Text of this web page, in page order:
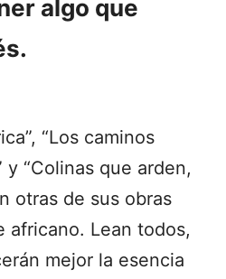
algo que
“Los caminos
“Colinas que arden,
otras de sus obras
africano. Lean todos,
mejor la esencia